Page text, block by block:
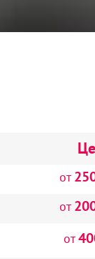
от
от
от